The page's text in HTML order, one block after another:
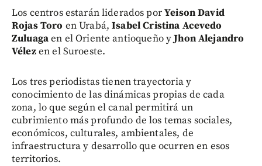
Los centros estarán liderados porYeison David
Rojas Toro en Urabá,Isabel Cristina Acevedo
Zuluagaen el Oriente antioqueño yJhon Alejandro
Vélezen el Suroeste.
Los tres periodistas tienen trayectoria y
conocimiento de las dinámicas propias de cada
zona, lo que según el canal permitirá un
cubrimiento más profundo de los temas sociales,
económicos, culturales, ambientales, de
infraestructura y desarrollo que ocurren en esos
territorios.